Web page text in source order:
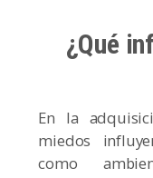
¿Qué
En la
miedos
como